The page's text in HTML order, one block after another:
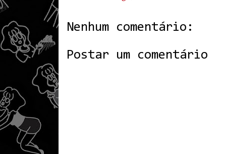
Nenhum comentário:
Postar um comentário